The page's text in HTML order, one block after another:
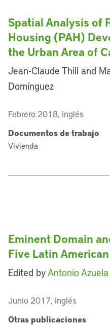
Spatial Analysis of
Housing (PAH)
the Urban Area of
Jean-Claude Thill and
Domínguez
Febrero 2018, inglés
Documentos de trabajo
Vivienda
Eminent Domain
Five Latin
Edited byAntonio Azuela
Junio 2017, inglés
Otras publicaciones